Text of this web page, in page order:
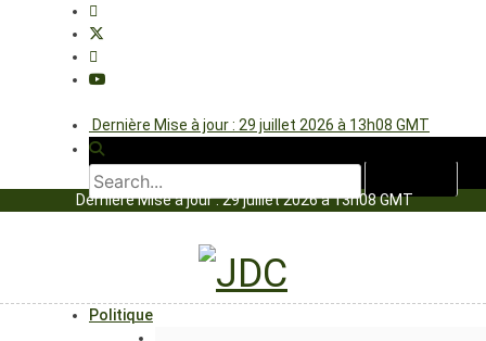
Dernière Mise à jour : 29 juillet 2026 à 13h08 GMT
Dernière Mise à jour : 29 juillet 2026 à 13h08 GMT
Politique